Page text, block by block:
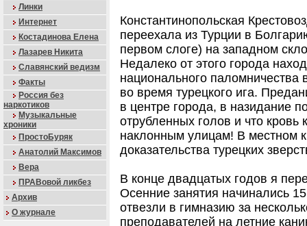
Линки
Интернет
Костадинова Елена
Лазарев Никита
Славянский ведизм
Факты
Россия без
наркотиков
Музыкальные
хроники
ПростоБуряк
Анатолий Максимов
Вера
ПРАВовой ликбез
Архив
О журнале
Константинопольская
переехала из Турции в
первом слоге) на западном
Недалеко от этого города
национального
во время турецкого ига.
в центре города, в назидание
отрубленных голов и что кровь
наклонным улицам! В местном
доказательства турецких
В конце двадцатых годов я
Осенние занятия начинались
отвезли в гимназию за
преподавателей на летние